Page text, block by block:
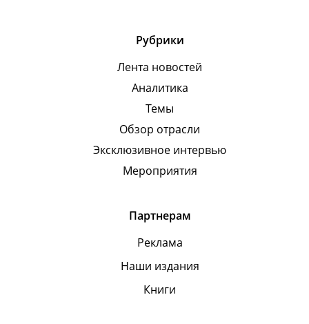
Рубрики
Лента новостей
Аналитика
Темы
Обзор отрасли
Эксклюзивное интервью
Мероприятия
Партнерам
Реклама
Наши издания
Книги